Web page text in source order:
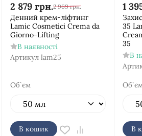
2 879 грн.2 969 грн.
Денний крем-ліфтинг
Lamic Cosmetici Crema da
Giorno-Lifting
В наявності
Артикул lam25
Об`єм
В кошик
1
35
35
В
В